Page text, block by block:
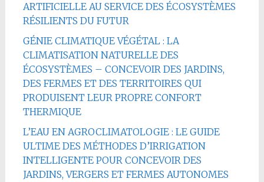
ARTIFICIELLE AU SERVICE DES ÉCOSYSTÈMES
RÉSILIENTS DU FUTUR
GÉNIE CLIMATIQUE VÉGÉTAL : LA
CLIMATISATION NATURELLE DES
ÉCOSYSTÈMES – CONCEVOIR DES JARDINS,
DES FERMES ET DES TERRITOIRES QUI
PRODUISENT LEUR PROPRE CONFORT
THERMIQUE
L’EAU EN AGROCLIMATOLOGIE : LE GUIDE
ULTIME DES MÉTHODES D’IRRIGATION
INTELLIGENTE POUR CONCEVOIR DES
JARDINS, VERGERS ET FERMES AUTONOMES